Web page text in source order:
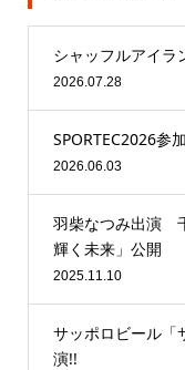
シャッフルアイ
2026.07.28
SPORTEC2026参
2026.06.03
羽柴なつみ出演
輝く未来」公開
2025.11.10
サッポロビール「
演!!